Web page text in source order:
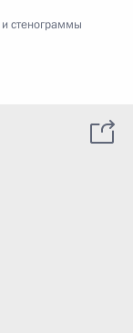
стенограммы